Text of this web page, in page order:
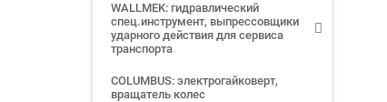
WALLMEK: гидравлический
спец.инструмент, выпрессовщики
ударного действия для сервиса
транспорта
COLUMBUS: электрогайковерт,
вращатель колес